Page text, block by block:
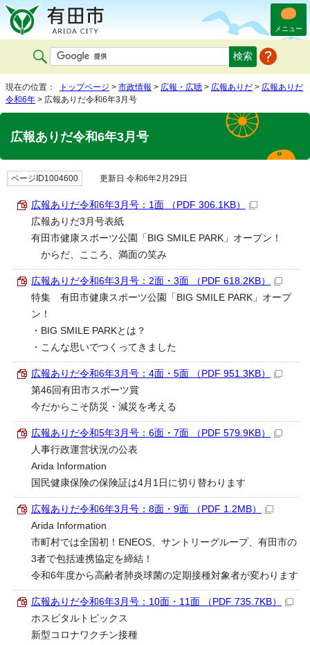
メニュー
現在の位置： トップページ > 市政情報 > 広報・広聴 > 広報ありだ > 広報ありだ
令和6年 > 広報ありだ令和6年3月号
広報ありだ令和6年3月号
ページID1004600 更新日 令和6年2月29日
広報ありだ令和6年3月号：1面 （PDF 306.1KB）
広報ありだ3月号表紙
有田市健康スポーツ公園「BIG SMILE PARK」オープン！
からだ、こころ、満面の笑み
広報ありだ令和6年3月号：2面・3面 （PDF 618.2KB）
特集 有田市健康スポーツ公園「BIG SMILE PARK」オープ
ン！
・BIG SMILE PARKとは？
・こんな思いでつくってきました
広報ありだ令和6年3月号：4面・5面 （PDF 951.3KB）
第46回有田市スポーツ賞
今だからこそ防災・減災を考える
広報ありだ令和5年3月号：6面・7面 （PDF 579.9KB）
人事行政運営状況の公表
Arida Information
国民健康保険の保険証は4月1日に切り替わります
広報ありだ令和6年3月号：8面・9面 （PDF 1.2MB）
Arida Information
市町村では全国初！ENEOS、サントリーグループ、有田市の
3者で包括連携協定を締結！
令和6年度から高齢者肺炎球菌の定期接種対象者が変わります
広報ありだ令和6年3月号：10面・11面 （PDF 735.7KB）
ホスピタルトピックス
新型コロナワクチン接種